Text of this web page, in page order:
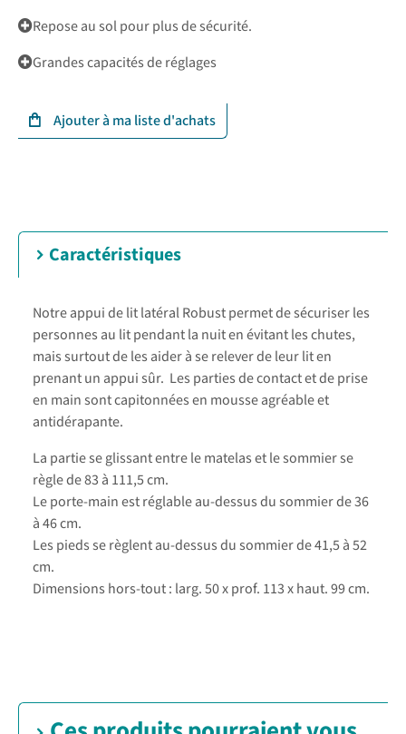
Repose au sol pour plus de sécurité.
Grandes capacités de réglages
Caractéristiques
Notre appui de lit latéral Robust permet de sécuriser les
personnes au lit pendant la nuit en évitant les chutes,
mais surtout de les aider à se relever de leur lit en
prenant un appui sûr. Les parties de contact et de prise
en main sont capitonnées en mousse agréable et
antidérapante.
La partie se glissant entre le matelas et le sommier se
règle de 83 à 111,5 cm.
Le porte-main est réglable au-dessus du sommier de 36
à 46 cm.
Les pieds se règlent au-dessus du sommier de 41,5 à 52
cm.
Dimensions hors-tout : larg. 50 x prof. 113 x haut. 99 cm.